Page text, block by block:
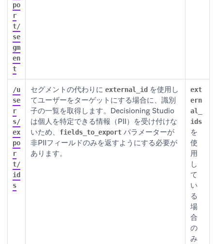
po
r
t/
se
gm
en
t
/u
se
r
s/
ex
po
r
t/
id
s
セグメントの代わりに external_id を使用し
てユーザーをターゲットにする場合に、識別
子の一覧を取得します。Decisioning Studio
は個人を特定できる情報（PII）を受け付けな
いため、
fields_to_export パラメーターが
非PIIフィールドのみを返すようにする必要が
あります。
ext
ern
al_
ids
を
使
用
し
て
い
る
場
合
の
み